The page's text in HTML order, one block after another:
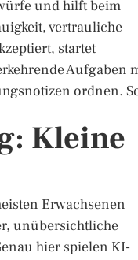
und hilft beim
vertrauliche
startet
Aufgaben
ordnen.
Kleine
Erwachsenen
unübersichtliche
hier spielen KI-